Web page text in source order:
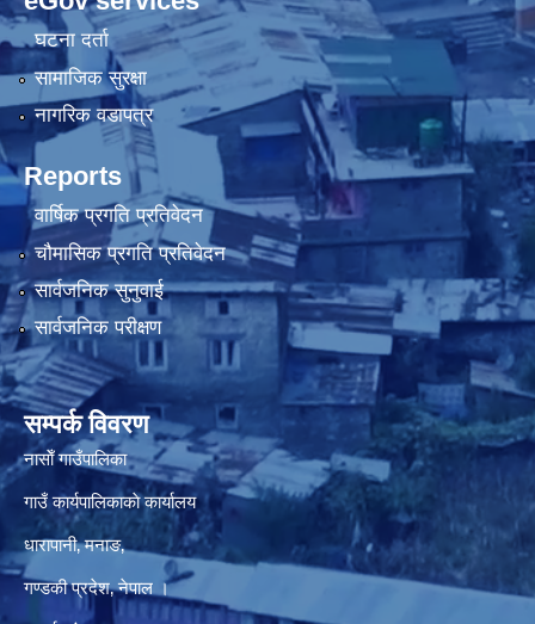
घटना दर्ता
सामाजिक सुरक्षा
नागरिक वडापत्र
Reports
वार्षिक प्रगति प्रतिवेदन
चौमासिक प्रगति प्रतिवेदन
सार्वजनिक सुनुवाई
सार्वजनिक परीक्षण
सम्पर्क विवरण
नासाेँ गाउँपालिका
गाउँ कार्यपालिकाकाे कार्यालय
धारापानी‚ मनाङ‚
गण्डकी प्रदेश‚ नेपाल ।